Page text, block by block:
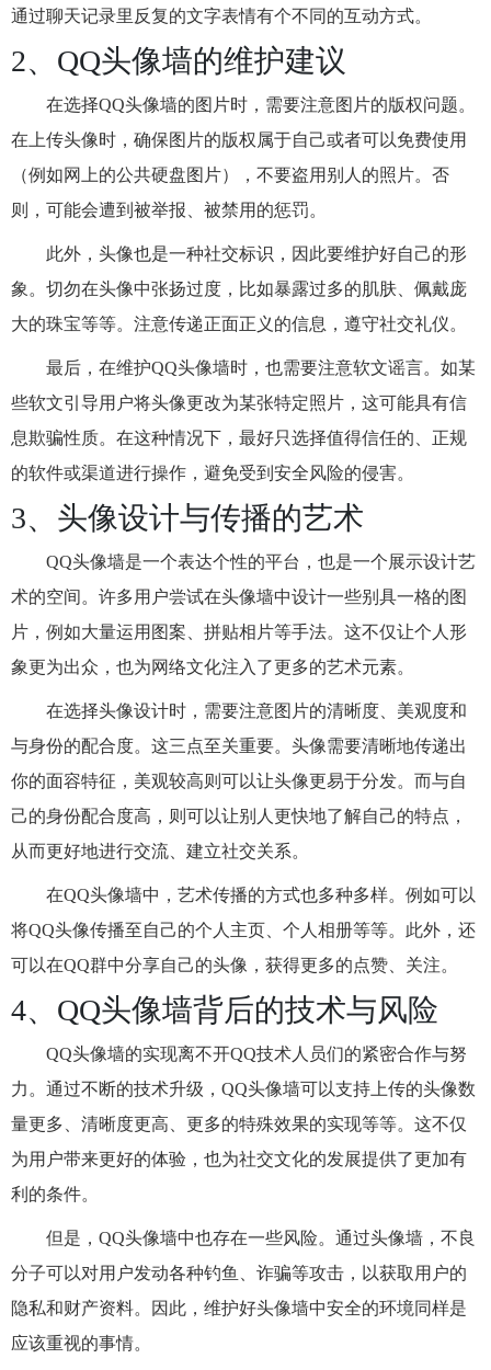
通过聊天记录里反复的文字表情有个不同的互动方式。
2、QQ头像墙的维护建议
在选择QQ头像墙的图片时，需要注意图片的版权问题。
在上传头像时，确保图片的版权属于自己或者可以免费使用
（例如网上的公共硬盘图片），不要盗用别人的照片。否
则，可能会遭到被举报、被禁用的惩罚。
此外，头像也是一种社交标识，因此要维护好自己的形
象。切勿在头像中张扬过度，比如暴露过多的肌肤、佩戴庞
大的珠宝等等。注意传递正面正义的信息，遵守社交礼仪。
最后，在维护QQ头像墙时，也需要注意软文谣言。如某
些软文引导用户将头像更改为某张特定照片，这可能具有信
息欺骗性质。在这种情况下，最好只选择值得信任的、正规
的软件或渠道进行操作，避免受到安全风险的侵害。
3、头像设计与传播的艺术
QQ头像墙是一个表达个性的平台，也是一个展示设计艺
术的空间。许多用户尝试在头像墙中设计一些别具一格的图
片，例如大量运用图案、拼贴相片等手法。这不仅让个人形
象更为出众，也为网络文化注入了更多的艺术元素。
在选择头像设计时，需要注意图片的清晰度、美观度和
与身份的配合度。这三点至关重要。头像需要清晰地传递出
你的面容特征，美观较高则可以让头像更易于分发。而与自
己的身份配合度高，则可以让别人更快地了解自己的特点，
从而更好地进行交流、建立社交关系。
在QQ头像墙中，艺术传播的方式也多种多样。例如可以
将QQ头像传播至自己的个人主页、个人相册等等。此外，还
可以在QQ群中分享自己的头像，获得更多的点赞、关注。
4、QQ头像墙背后的技术与风险
QQ头像墙的实现离不开QQ技术人员们的紧密合作与努
力。通过不断的技术升级，QQ头像墙可以支持上传的头像数
量更多、清晰度更高、更多的特殊效果的实现等等。这不仅
为用户带来更好的体验，也为社交文化的发展提供了更加有
利的条件。
但是，QQ头像墙中也存在一些风险。通过头像墙，不良
分子可以对用户发动各种钓鱼、诈骗等攻击，以获取用户的
隐私和财产资料。因此，维护好头像墙中安全的环境同样是
应该重视的事情。